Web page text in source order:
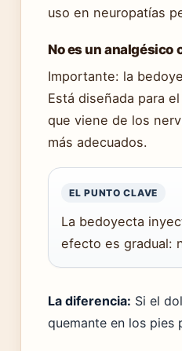
uso en neuropatías
No es un analgésico
Importante: la
Está diseñada para
que viene de los
más adecuados.
EL PUNTO CLAVE
La bedoyecta
efecto es gradual:
La diferencia: Si el
quemante en los pies